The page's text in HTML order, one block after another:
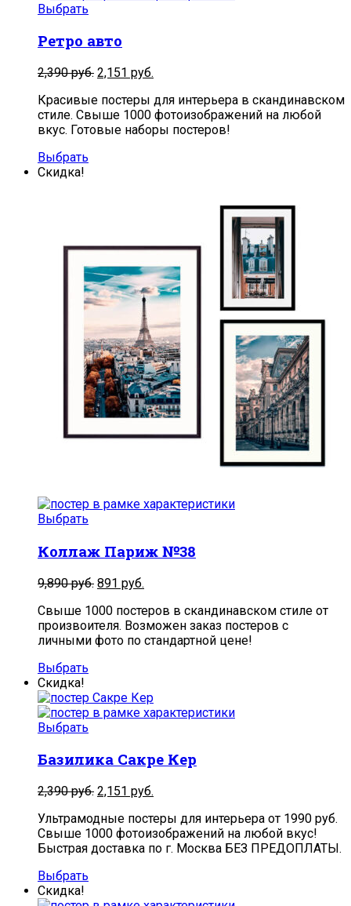
Выбрать
Ретро авто
2,390руб. 2,151 руб.
Красивые постеры для интерьера в скандинавском
стиле. Свыше 1000 фотоизображений на любой
вкус. Готовые наборы постеров!
Выбрать
Скидка!
Выбрать
Коллаж Париж №38
9,890руб. 891 руб.
Свыше 1000 постеров в скандинавском стиле от
произвоителя. Возможен заказ постеров с
личными фото по стандартной цене!
Выбрать
Скидка!
Выбрать
Базилика Сакре Кер
2,390руб. 2,151 руб.
Ультрамодные постеры для интерьера от 1990 руб.
Свыше 1000 фотоизображений на любой вкус!
Быстрая доставка по г. Москва БЕЗ ПРЕДОПЛАТЫ.
Выбрать
Скидка!